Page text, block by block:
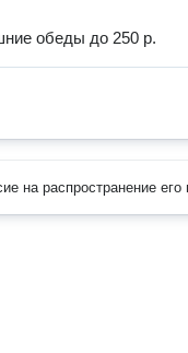
обеды до 250 р.
на распространение